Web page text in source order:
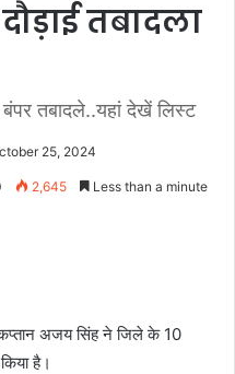
तबादला
बंपर तबादले..यहां देखें लिस्ट
25, 2024
2,645 Less than a minute
अजय सिंह ने जिले के 10
है।